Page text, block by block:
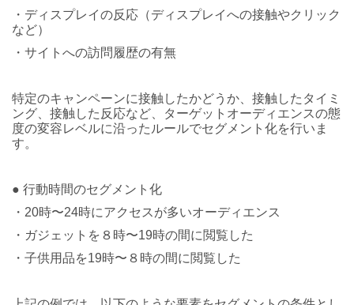
・ディスプレイの反応（ディスプレイへの接触やクリック
など）
・サイトへの訪問履歴の有無
特定のキャンペーンに接触したかどうか、接触したタイミ
ング、接触した反応など、ターゲットオーディエンスの態
度の変容レベルに沿ったルールでセグメント化を行いま
す。
● 行動時間のセグメント化
・20時〜24時にアクセスが多いオーディエンス
・ガジェットを８時〜19時の間に閲覧した
・子供用品を19時〜８時の間に閲覧した